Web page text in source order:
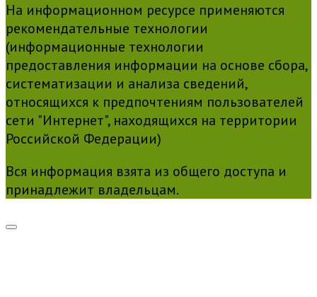
На информационном ресурсе применяются
рекомендательные технологии
(информационные технологии
предоставления информации на основе сбора,
систематизации и анализа сведений,
относящихся к предпочтениям пользователей
сети "Интернет", находящихся на территории
Российской Федерации)
Вся информация взята из общего доступа и
принадлежит владельцам.